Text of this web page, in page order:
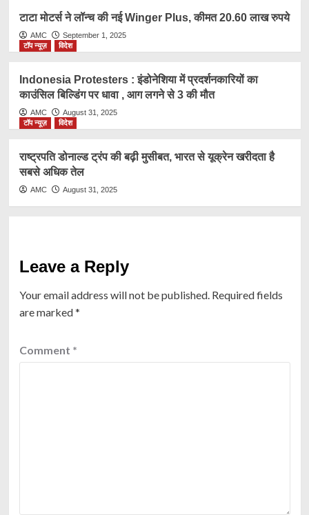
टाटा मोटर्स ने लॉन्च की नई Winger Plus, कीमत 20.60 लाख रुपये
AMC
September 1, 2025
टॉप न्यूज़
विदेश
Indonesia Protesters : इंडोनेशिया में प्रदर्शनकारियों का
काउंसिल बिल्डिंग पर धावा , आग लगने से 3 की मौत
AMC
August 31, 2025
टॉप न्यूज़
विदेश
राष्ट्रप​ति डोनाल्ड ट्रंप की बढ़ी मुसीबत, भारत से यूक्रेन खरीदता है
सबसे अधिक तेल
AMC August 31, 2025
Leave a Reply
Your email address will not be published. Required fields
are marked*
Comment *